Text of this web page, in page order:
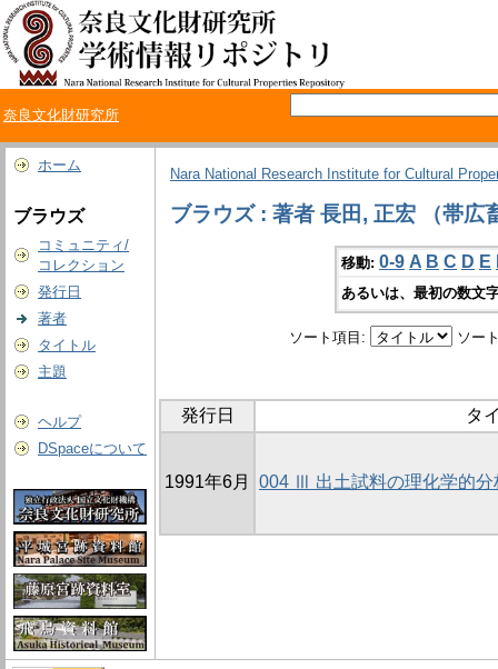
奈良文化財研究所
ホーム
ブラウズ
コミュニティ/
コレクション
発行日
著者
タイトル
主題
ヘルプ
DSpaceについて
Nara National Research Institute for Cultural
ブラウズ : 著者 長田, 正宏 （帯広
移動: 0-9 A B C D E
あるいは、最初の数文
ソート項目: ソー
発行日 タ
1991年6月 004 Ⅲ 出土試料の理化学的分